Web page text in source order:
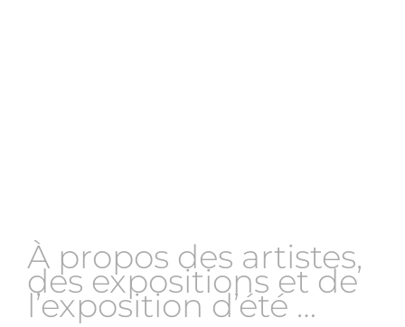
À propos des artistes,
des expositions et de
l’exposition d’été …